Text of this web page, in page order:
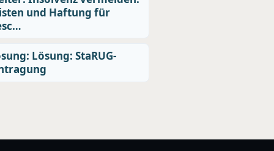
und Haftung für
Lösung: StaRUG-